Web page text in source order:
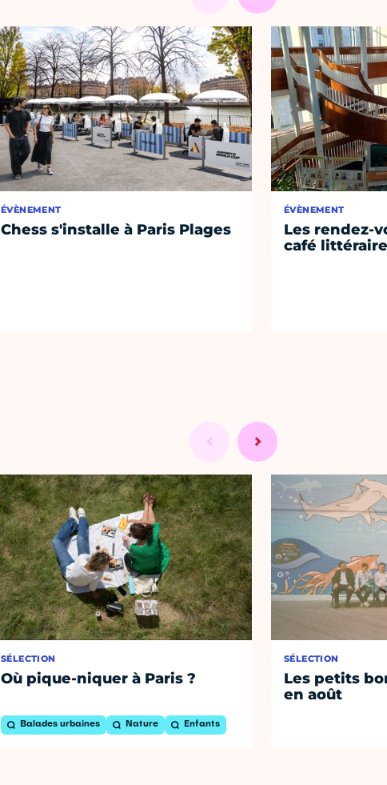
ÉVÈNEMENT
Chess s'installe à Paris Plages
ÉVÈNEMENT
Les rendez-
café
SÉLECTION
Où pique-niquer à Paris ?
Balades urbaines Nature Enfants
SÉLECTION
Les petits
en août